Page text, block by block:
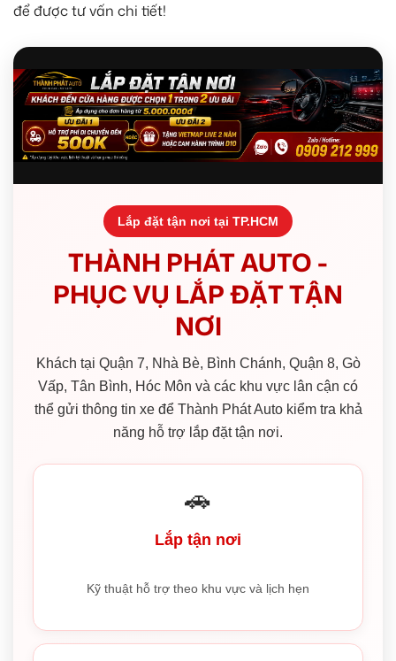
để được tư vấn chi tiết!
Lắp đặt tận nơi tại TP.HCM
THÀNH PHÁT AUTO -
PHỤC VỤ LẮP ĐẶT TẬN
NƠI
Khách tại Quận 7, Nhà Bè, Bình Chánh, Quận 8, Gò
Vấp, Tân Bình, Hóc Môn và các khu vực lân cận có
thể gửi thông tin xe để Thành Phát Auto kiểm tra khả
năng hỗ trợ lắp đặt tận nơi.
🚗
Lắp tận nơi
Kỹ thuật hỗ trợ theo khu vực và lịch hẹn